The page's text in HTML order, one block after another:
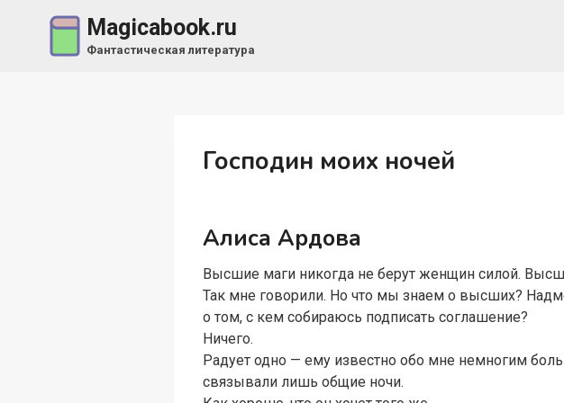
содержимому
Magicabook.ru
Фантастическая литература
Господин моих ночей
Алиса Ардова
Высшие маги никогда не берут женщин силой.
Так мне говорили. Но что мы знаем о высших?
о том, с кем собираюсь подписать соглашение?
Ничего.
Радует одно — ему известно обо мне немногим
связывали лишь общие ночи.